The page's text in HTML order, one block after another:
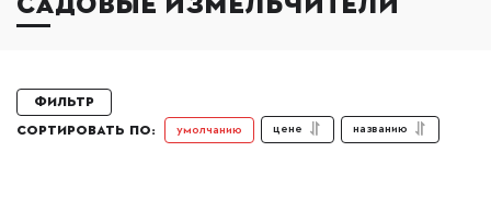
Фильтр
СОРТИРОВАТЬ ПО:
умолчанию цене названию